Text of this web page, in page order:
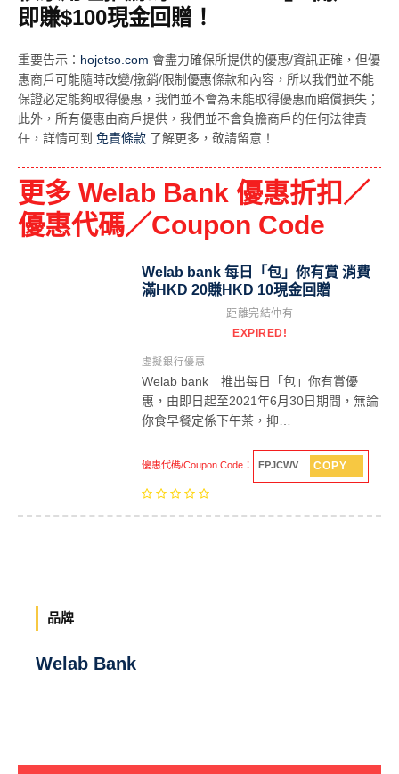
即賺$100現金回贈！
重要告示： hojetso.com 會盡力確保所提供的優惠/資訊正確，但優
惠商戶可能隨時改變/撴銷/限制優惠條款和內容，所以我們並不能
保證必定能夠取得優惠，我們並不會為未能取得優惠而賠償損失；
此外，所有優惠由商戶提供，我們並不會負擔商戶的任何法律責
任，詳情可到 免責條款 了解更多，敬請留意！
更多 Welab Bank 優惠折扣／
優惠代碼／Coupon Code
Welab bank 每日「包」你有賞 消費
滿HKD 20賺HKD 10現金回贈
距離完結仲有
EXPIRED!
虛擬銀行優惠
Welab bank 推出每日「包」你有賞優
惠，由即日起至2021年6月30日期間，無論
你食早餐定係下午茶，抑…
優惠代碼/Coupon Code： FPJCWV COPY
品牌
Welab Bank